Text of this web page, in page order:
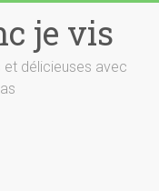
je vis
et délicieuses avec